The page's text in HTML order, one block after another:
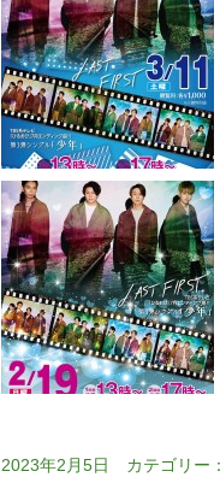
2023年2月5日 カテゴリー：